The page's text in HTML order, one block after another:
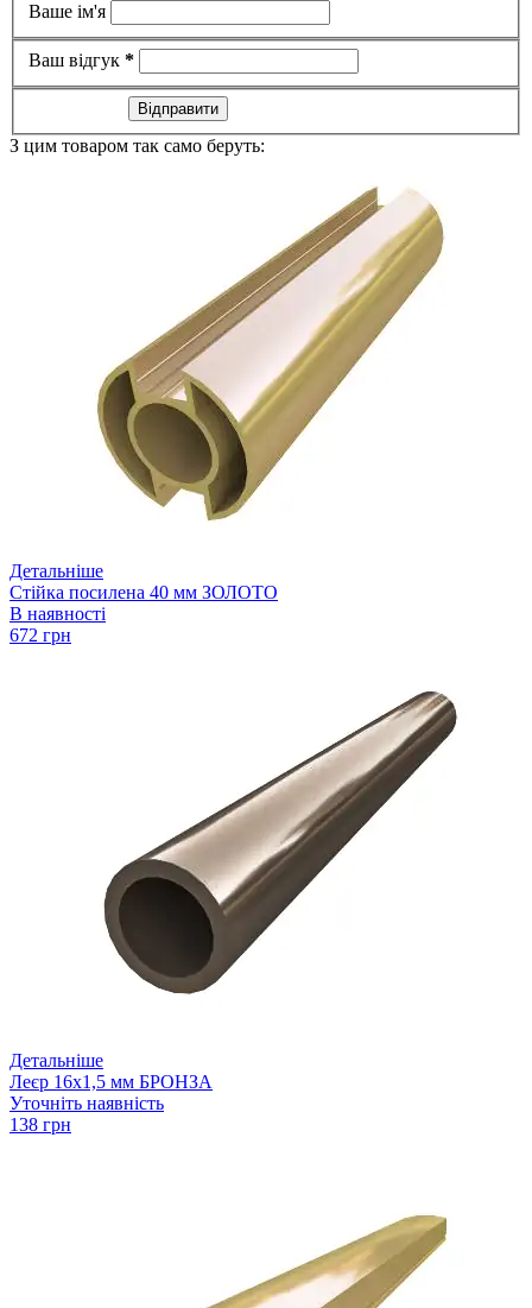
Ваше ім'я
Ваш відгук *
Відправити
З цим товаром так само беруть:
Детальніше
Стійка посилена 40 мм ЗОЛОТО
В наявності
672 грн
Детальніше
Леєр 16х1,5 мм БРОНЗА
Уточніть наявність
138 грн